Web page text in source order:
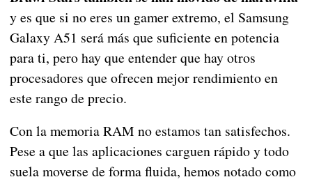
y es que si no eres un gamer extremo, el Samsung
Galaxy A51 será más que suficiente en potencia
para ti, pero hay que entender que hay otros
procesadores que ofrecen mejor rendimiento en
este rango de precio.
Con la memoria RAM no estamos tan satisfechos.
Pese a que las aplicaciones carguen rápido y todo
suela moverse de forma fluida, hemos notado como